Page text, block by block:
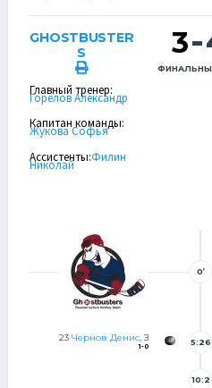
GHOSTBUSTER
S
Главный тренер:
Горелов Александр
Капитан команды:
Жукова Софья
Ассистенты:Филин
Николай
3-
0’
23 Чернов Денис, З
1-0 5:26
10:2